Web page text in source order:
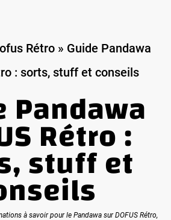
Rétro » Guide Pandawa
: sorts, stuff et conseils
Pandawa
Rétro :
stuff et
à savoir pour le Pandawa sur DOFUS Rétro,